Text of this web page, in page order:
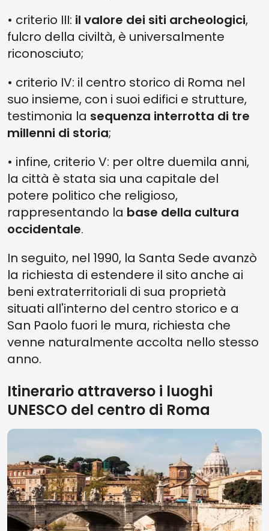
• criterio III: il valore dei siti archeologici,
fulcro della civiltà, è universalmente
riconosciuto;
• criterio IV: il centro storico di Roma nel
suo insieme, con i suoi edifici e strutture,
testimonia la sequenza interrotta di tre
millenni di storia;
• infine, criterio V: per oltre duemila anni,
la città è stata sia una capitale del
potere politico che religioso,
rappresentando la base della cultura
occidentale.
In seguito, nel 1990, la Santa Sede avanzò
la richiesta di estendere il sito anche ai
beni extraterritoriali di sua proprietà
situati all'interno del centro storico e a
San Paolo fuori le mura, richiesta che
venne naturalmente accolta nello stesso
anno.
Itinerario attraverso i luoghi
UNESCO del centro di Roma